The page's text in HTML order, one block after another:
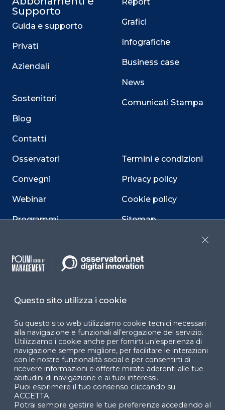
Supporto
Guida e supporto
Privati
Aziendali
Sostenitori
Blog
Contatti
Osservatori
Convegni
Webinar
Programmi
Grafici
Infografiche
Business case
News
Comunicati Stampa
Termini e condizioni
Privacy policy
Cookie policy
Sitemap
Facebook LinkedIn
YouTube X
Questo sito utilizza i cookie
Su questo sito web utilizziamo cookie tecnici necessari
alla navigazione e funzionali all’erogazione del servizio.
Utilizziamo i cookie anche per fornirti un’esperienza di
navigazione sempre migliore, per facilitare le interazioni
con le nostre funzionalità social e per consentirti di
ricevere informazioni e offerte mirate aderenti alle tue
abitudini di navigazione e ai tuoi interessi.
Puoi esprimere il tuo consenso cliccando su
ACCETTA.
Potrai sempre gestire le tue preferenze accedendo al